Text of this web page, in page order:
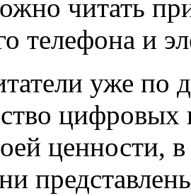
читать
телефона и
уже по
цифровых
ценности,